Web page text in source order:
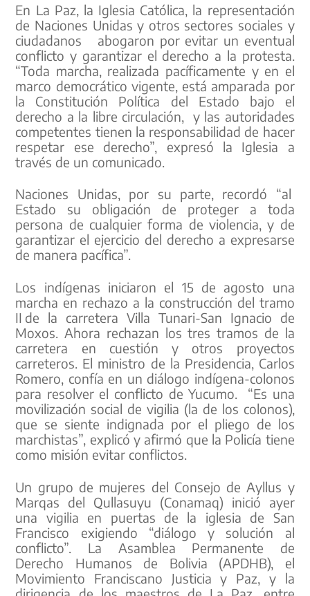
En La Paz, la Iglesia Católica, la representación
de Naciones Unidas y otros sectores sociales y
ciudadanos abogaron por evitar un eventual
conflicto y garantizar el derecho a la protesta.
“Toda marcha, realizada pacíficamente y en el
marco democrático vigente, está amparada por
la Constitución Política del Estado bajo el
derecho a la libre circulación, y las autoridades
competentes tienen la responsabilidad de hacer
respetar ese derecho”, expresó la Iglesia a
través de un comunicado.
Naciones Unidas, por su parte, recordó “al
Estado su obligación de proteger a toda
persona de cualquier forma de violencia, y de
garantizar el ejercicio del derecho a expresarse
de manera pacífica”.
Los indígenas iniciaron el 15 de agosto una
marcha en rechazo a la construcción del tramo
II de la carretera Villa Tunari-San Ignacio de
Moxos. Ahora rechazan los tres tramos de la
carretera en cuestión y otros proyectos
carreteros. El ministro de la Presidencia, Carlos
Romero, confía en un diálogo indígena-colonos
para resolver el conflicto de Yucumo. “Es una
movilización social de vigilia (la de los colonos),
que se siente indignada por el pliego de los
marchistas”, explicó y afirmó que la Policía tiene
como misión evitar conflictos.
Un grupo de mujeres del Consejo de Ayllus y
Marqas del Qullasuyu (Conamaq) inició ayer
una vigilia en puertas de la iglesia de San
Francisco exigiendo “diálogo y solución al
conflicto”. La Asamblea Permanente de
Derecho Humanos de Bolivia (APDHB), el
Movimiento Franciscano Justicia y Paz, y la